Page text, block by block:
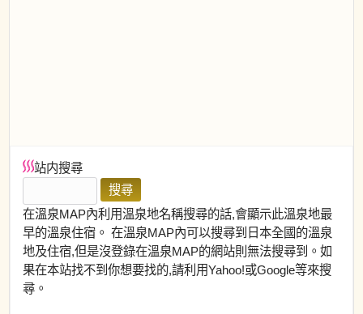
站内搜尋
在溫泉MAP內利用溫泉地名稱搜尋的話,會顯示此溫泉地最
早的溫泉住宿。 在溫泉MAP內可以搜尋到日本全國的溫泉
地及住宿,但是沒登錄在溫泉MAP的網站則無法搜尋到。如
果在本站找不到你想要找的,請利用Yahoo!或Google等來搜
尋。